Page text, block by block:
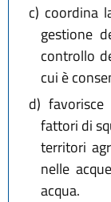
c) coordina
gestione
controllo
cui è
d)
fattori di
territori
nelle
acqua.